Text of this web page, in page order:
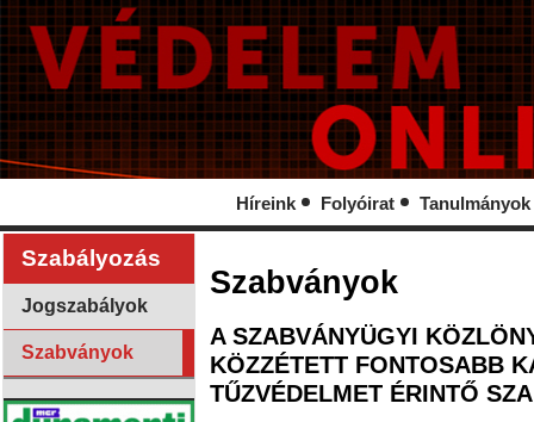
Híreink Folyóirat Tanulmányok
Szabályozás
Jogszabályok
Szabványok
Szabványok
A SZABVÁNYÜGYI
KÖZZÉTETT FONTOSABB
TŰZVÉDELMET ÉRINTŐ